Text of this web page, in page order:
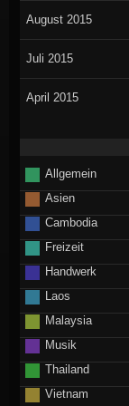
August 2015
Juli 2015
April 2015
Allgemein
Asien
Cambodia
Freizeit
Handwerk
Laos
Malaysia
Musik
Thailand
Vietnam